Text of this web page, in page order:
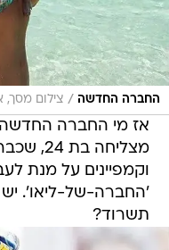
החברה החדשה / צילום מסך,
אז מי החברה החדשה?
מצליחה
וקמפיינים על מנת
'החברה-של-ליאו'. יש
תשרוד?